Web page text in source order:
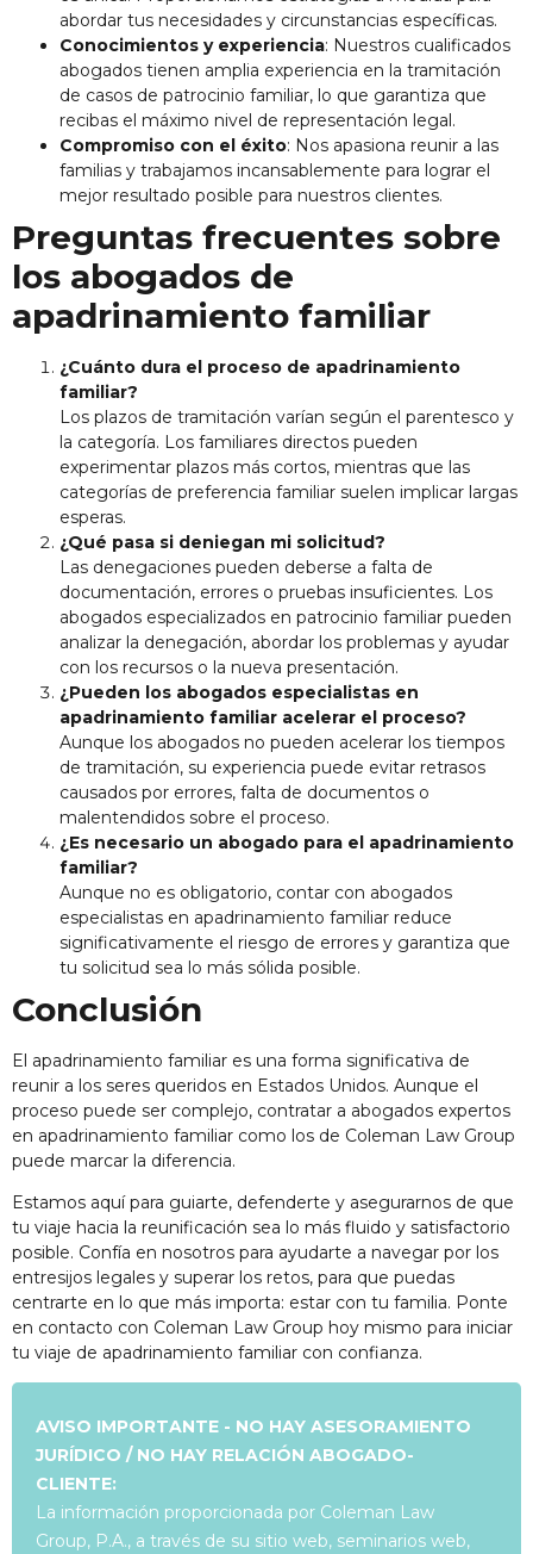
abordar tus necesidades y circunstancias específicas.
Conocimientos y experiencia: Nuestros cualificados
abogados tienen amplia experiencia en la tramitación
de casos de patrocinio familiar, lo que garantiza que
recibas el máximo nivel de representación legal.
Compromiso con el éxito: Nos apasiona reunir a las
familias y trabajamos incansablemente para lograr el
mejor resultado posible para nuestros clientes.
Preguntas frecuentes sobre
los abogados de
apadrinamiento familiar
¿Cuánto dura el proceso de apadrinamiento
familiar?
Los plazos de tramitación varían según el parentesco y
la categoría. Los familiares directos pueden
experimentar plazos más cortos, mientras que las
categorías de preferencia familiar suelen implicar largas
esperas.
¿Qué pasa si deniegan mi solicitud?
Las denegaciones pueden deberse a falta de
documentación, errores o pruebas insuficientes. Los
abogados especializados en patrocinio familiar pueden
analizar la denegación, abordar los problemas y ayudar
con los recursos o la nueva presentación.
¿Pueden los abogados especialistas en
apadrinamiento familiar acelerar el proceso?
Aunque los abogados no pueden acelerar los tiempos
de tramitación, su experiencia puede evitar retrasos
causados por errores, falta de documentos o
malentendidos sobre el proceso.
¿Es necesario un abogado para el apadrinamiento
familiar?
Aunque no es obligatorio, contar con abogados
especialistas en apadrinamiento familiar reduce
significativamente el riesgo de errores y garantiza que
tu solicitud sea lo más sólida posible.
Conclusión
El apadrinamiento familiar es una forma significativa de
reunir a los seres queridos en Estados Unidos. Aunque el
proceso puede ser complejo, contratar a abogados expertos
en apadrinamiento familiar como los de Coleman Law Group
puede marcar la diferencia.
Estamos aquí para guiarte, defenderte y asegurarnos de que
tu viaje hacia la reunificación sea lo más fluido y satisfactorio
posible. Confía en nosotros para ayudarte a navegar por los
entresijos legales y superar los retos, para que puedas
centrarte en lo que más importa: estar con tu familia. Ponte
en contacto con Coleman Law Group hoy mismo para iniciar
tu viaje de apadrinamiento familiar con confianza.
AVISO IMPORTANTE - NO HAY ASESORAMIENTO
JURÍDICO / NO HAY RELACIÓN ABOGADO-
CLIENTE:
La información proporcionada por Coleman Law
Group, P.A., a través de su sitio web, seminarios web,